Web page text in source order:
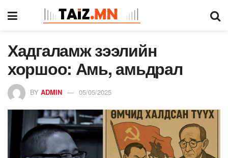
Хадгаламж зээлийн
хоршоо: Амь, амьдрал
BY ADMIN 05/05/2025